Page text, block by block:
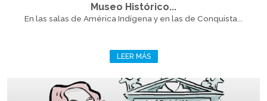
Museo Histórico...
En las salas de América Indígena y en las de Conquista...
LEER MÁS